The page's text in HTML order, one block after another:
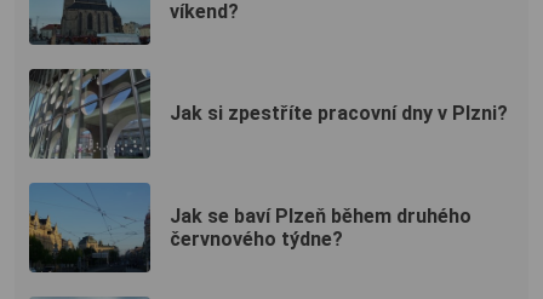
víkend?
Jak si zpestříte pracovní dny v Plzni?
Jak se baví Plzeň během druhého
červnového týdne?